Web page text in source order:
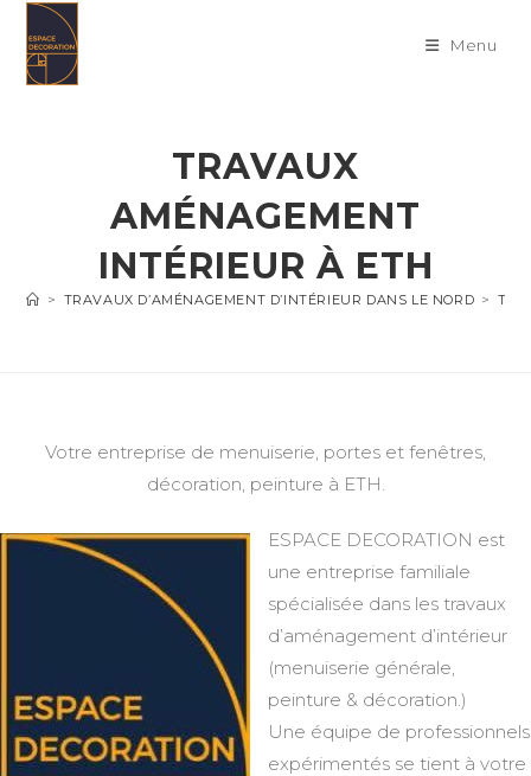
content
Menu
TRAVAUX
AMÉNAGEMENT
INTÉRIEUR À ETH
> TRAVAUX D’AMÉNAGEMENT D’INTÉRIEUR DANS LE NORD >
Votre entreprise de menuiserie, portes et fenêtres,
décoration, peinture à ETH.
ESPACE DECORATION est
une entreprise familiale
spécialisée dans les travaux
d’aménagement d’intérieur
(menuiserie générale,
peinture & décoration.)
Une équipe de professionnels
expérimentés se tient à votre